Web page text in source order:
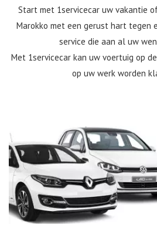
Start met 1servicecar uw vakantie
Marokko met een gerust hart tegen
service die aan al uw
Met 1servicecar kan uw voertuig op
op uw werk worden